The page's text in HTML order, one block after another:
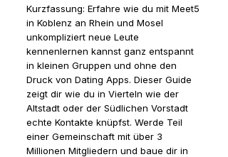
Kurzfassung: Erfahre wie du mit Meet5
in Koblenz an Rhein und Mosel
unkompliziert neue Leute
kennenlernen kannst ganz entspannt
in kleinen Gruppen und ohne den
Druck von Dating Apps. Dieser Guide
zeigt dir wie du in Vierteln wie der
Altstadt oder der Südlichen Vorstadt
echte Kontakte knüpfst. Werde Teil
einer Gemeinschaft mit über 3
Millionen Mitgliedern und baue dir in